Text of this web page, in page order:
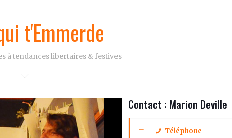
t'Emmerde
à tendances libertaires & festives
Contact : Marion Deville
Téléphone